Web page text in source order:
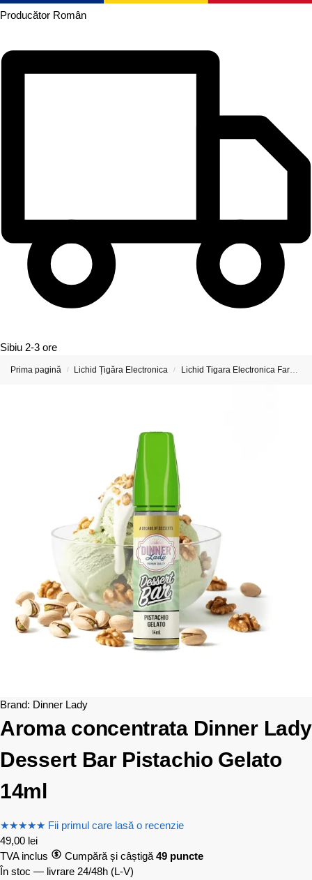
Producător Român
Sibiu 2-3 ore
Prima pagină / Lichid Țigăra Electronica / Lichid Tigara Electronica Fara Nicotina
Brand: Dinner Lady
Aroma concentrata Dinner Lady
Dessert Bar Pistachio Gelato
14ml
★★★★★ Fii primul care lasă o recenzie
49,00 lei
TVA inclus
Cumpără și câștigă 49 puncte
În stoc — livrare 24/48h (L-V)